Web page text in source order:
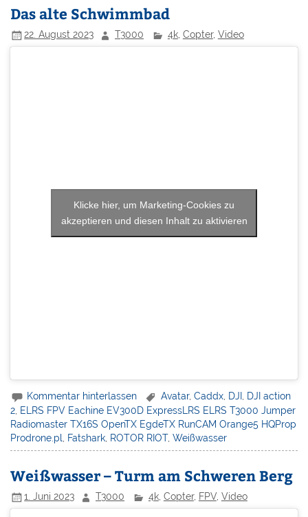
Das alte Schwimmbad
22. August 2023 T3000 4k, Copter, Video
Klicke hier, um Marketing-Cookies zu
akzeptieren und diesen Inhalt zu aktivieren
Kommentar hinterlassen Avatar,Caddx DJI DJI action
2 ELRS FPV Eachine EV300D ExpressLRS ELRS T3000 Jumper
Radiomaster TX16S OpenTX EgdeTX RunCAM Orange5 HQProp
Prodrone.pl
Fatshark ROTOR RIOT,Weißwasser
Weißwasser – Turm am Schweren Berg
1. Juni 2023 T3000 4k, Copter, FPV, Video